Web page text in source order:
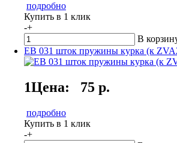
подробно
Купить в 1 клик
-+
В
EB 031 шток пружины курка (к
1Цена: 75 р.
подробно
Купить в 1 клик
-+